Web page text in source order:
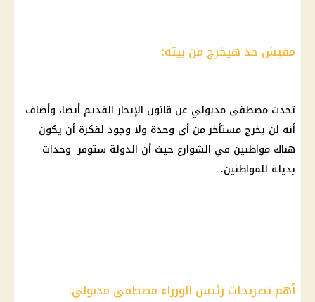
مفيش حد هيخرج من بيته:
تحدث مصطفى مدبولي عن قانون الإيجار القديم أيضا، وأضاف
أنه لن يخرج مستأخر من أي وحدة ولا وجود لفكرة أن يكون
هناك مواطنين في الشوارع حيث أن الدولة ستوفر وحدات
بديلة للمواطنين.
أهم تصريحات رئيس الوزراء مصطفى مدبولي: